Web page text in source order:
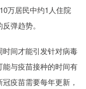
万居民中约1人住院
弹趋势。
间才能引发针对病毒
与疫苗接种的时间有
疫苗需要每年更新，